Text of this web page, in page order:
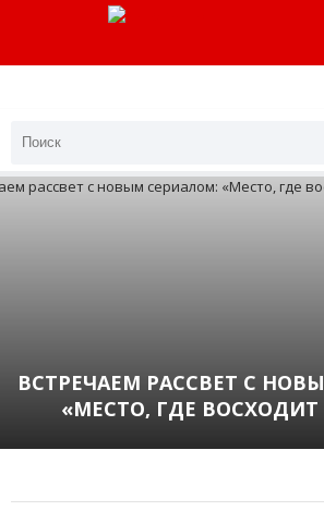
ВСТРЕЧАЕМ РАССВЕТ С
«МЕСТО, ГДЕ